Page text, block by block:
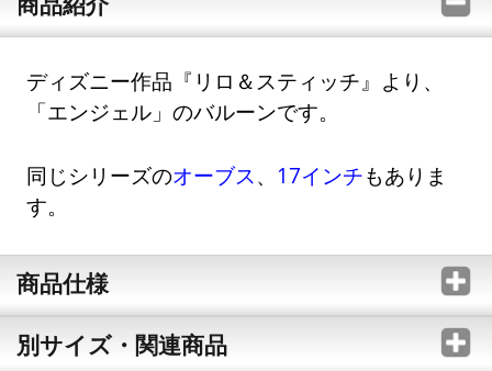
ディズニー作品『リロ＆スティッチ』より、
「エンジェル」のバルーンです。
同じシリーズのオーブス 、 17インチもありま
す。
商品仕様
別サイズ・関連商品